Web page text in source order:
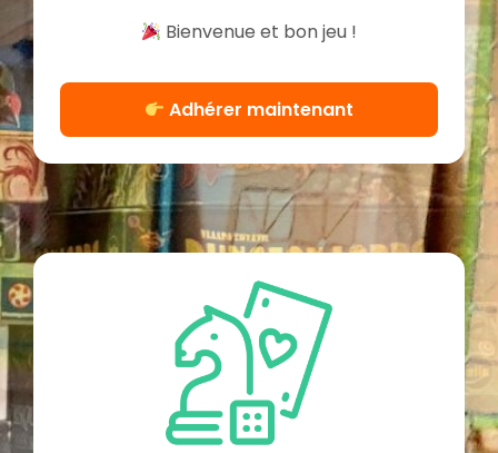
Bienvenue et bon jeu !
Adhérer maintenant